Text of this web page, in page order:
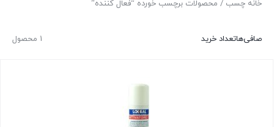
خانه چسب / محصولات برچسب خورده “فعال کننده”
1 محصول صافی‌هاتعداد خرید